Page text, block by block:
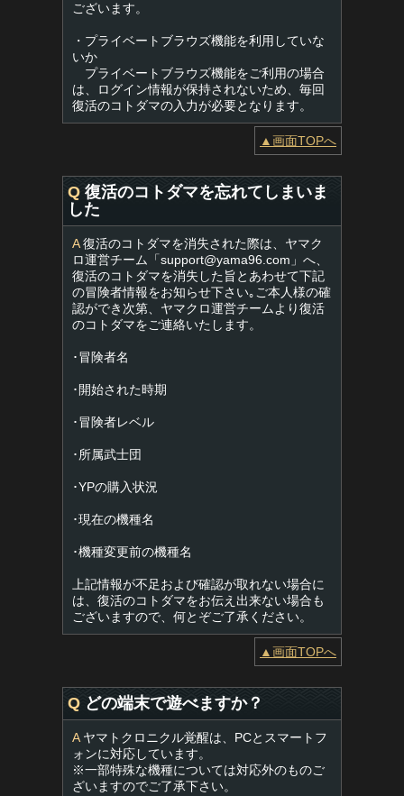
ございます。
・プライベートブラウズ機能を利用していな
いか
プライベートブラウズ機能をご利用の場合
は、ログイン情報が保持されないため、毎回
復活のコトダマの入力が必要となります。
▲画面TOPへ
Q 復活のコトダマを忘れてしまいま
した
A復活のコトダマを消失された際は、ヤマク
ロ運営チーム「support@yama96.com 」へ、
復活のコトダマを消失した旨とあわせて下記
の冒険者情報をお知らせ下さい｡ご本人様の確
認ができ次第、ヤマクロ運営チームより復活
のコトダマをご連絡いたします。
･冒険者名
･開始された時期
･冒険者レベル
･所属武士団
･YPの購入状況
･現在の機種名
･機種変更前の機種名
上記情報が不足および確認が取れない場合に
は、復活のコトダマをお伝え出来ない場合も
ございますので、何とぞご了承ください。
▲画面TOPへ
Q どの端末で遊べますか？
Aヤマトクロニクル覚醒は、PCとスマートフ
ォンに対応しています。
※一部特殊な機種については対応外のものご
ざいますのでご了承下さい。